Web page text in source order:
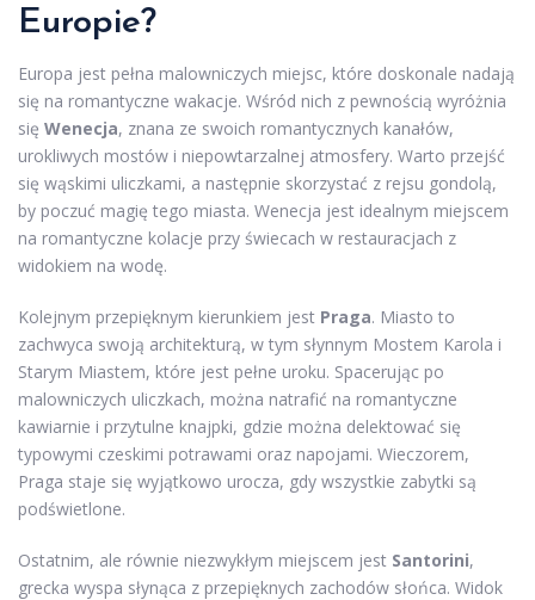
Europie?
Europa jest pełna malowniczych miejsc, które doskonale nadają
się na romantyczne wakacje. Wśród nich z pewnością wyróżnia
się Wenecja, znana ze swoich romantycznych kanałów,
urokliwych mostów i niepowtarzalnej atmosfery. Warto przejść
się wąskimi uliczkami, a następnie skorzystać z rejsu gondolą,
by poczuć magię tego miasta. Wenecja jest idealnym miejscem
na romantyczne kolacje przy świecach w restauracjach z
widokiem na wodę.
Kolejnym przepięknym kierunkiem jest Praga. Miasto to
zachwyca swoją architekturą, w tym słynnym Mostem Karola i
Starym Miastem, które jest pełne uroku. Spacerując po
malowniczych uliczkach, można natrafić na romantyczne
kawiarnie i przytulne knajpki, gdzie można delektować się
typowymi czeskimi potrawami oraz napojami. Wieczorem,
Praga staje się wyjątkowo urocza, gdy wszystkie zabytki są
podświetlone.
Ostatnim, ale równie niezwykłym miejscem jest Santorini,
grecka wyspa słynąca z przepięknych zachodów słońca. Widok